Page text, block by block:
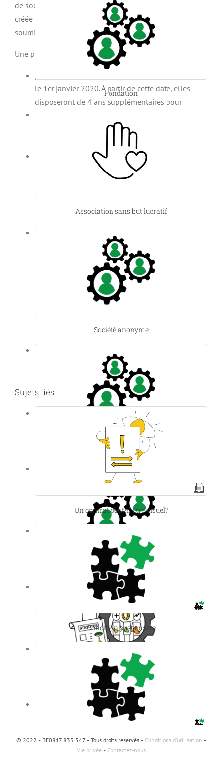
Fondation
Association sans but lucratif
Société anonyme
SNC
Société interne
Société coopérative
de société de base ou toute autre société susmentionnée
créée à partir de cette date sera donc immédiatement
soumise à la nouvelle législation.
Une période transitoire sera bien entendu prévue:
le 1er janvier 2020. À partir de cette date, elles
disposeront de 4 ans supplémentaires pour
apparaît que la forme de société qui a été créée
Si les sociétés existantes ne l’ont toujours pas fait
au 1er janvier 2024, elles seront automatiquement
Sujets liés
Un contrat peut-il être visuel?
Condition suspensive
Clause de ducroire
© 2022 • BE0847.833.547 • Tous droits réservés • Conditions d'utilisation •
Vie privée• Contactez-nous